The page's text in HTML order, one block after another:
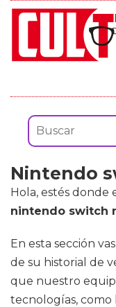
Nintendo
Hola, estés donde
nintendo switch
En esta sección
de su historial de
que nuestro
tecnologías, como